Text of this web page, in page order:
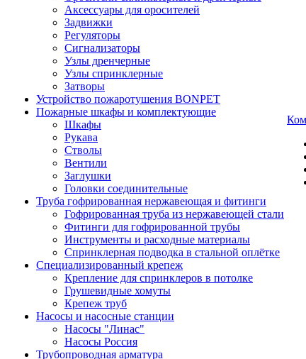
Аксессуары для оросителей
Задвижки
Регуляторы
Сигнализаторы
Узлы дренчерные
Узлы спринклерные
Затворы
Устройство пожаротушения BONPET
Пожарные шкафы и комплектующие
Шкафы
Рукава
Стволы
Вентили
Заглушки
Головки соединительные
Труба гофрированная нержавеющая и фитинги
Гофрированная труба из нержавеющей стали
Фитинги для гофрированной трубы
Инструменты и расходные материалы
Спринклерная подводка в стальной оплётке
Специализированный крепеж
Крепление для спринклеров в потолке
Грушевидные хомуты
Крепеж труб
Насосы и насосные станции
Насосы "Линас"
Насосы Россия
Трубопроводная арматура